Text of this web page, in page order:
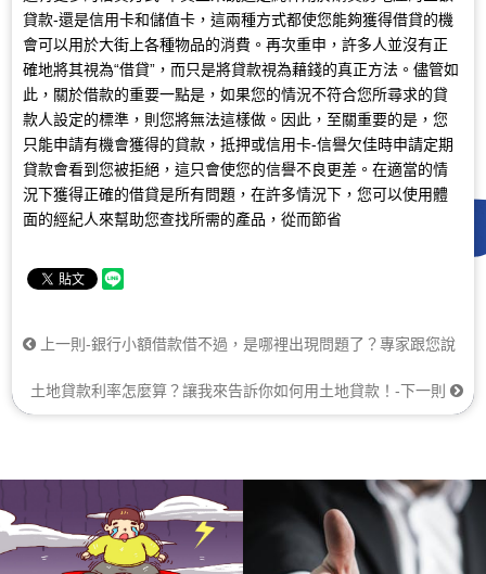
貸款-還是信用卡和儲值卡，這兩種方式都使您能夠獲得借貸的機
會可以用於大街上各種物品的消費。再次重申，許多人並沒有正
確地將其視為“借貸”，而只是將貸款視為藉錢的真正方法。儘管如
此，關於借款的重要一點是，如果您的情況不符合您所尋求的貸
款人設定的標準，則您將無法這樣做。因此，至關重要的是，您
只能申請有機會獲得的貸款，抵押或信用卡-信譽欠佳時申請定期
貸款會看到您被拒絕，這只會使您的信譽不良更差。在適當的情
況下獲得正確的借貸是所有問題，在許多情況下，您可以使用體
面的經紀人來幫助您查找所需的產品，從而節省
上一則-銀行小額借款借不過，是哪裡出現問題了？專家跟您說
土地貸款利率怎麼算？讓我來告訴你如何用土地貸款！-下一則